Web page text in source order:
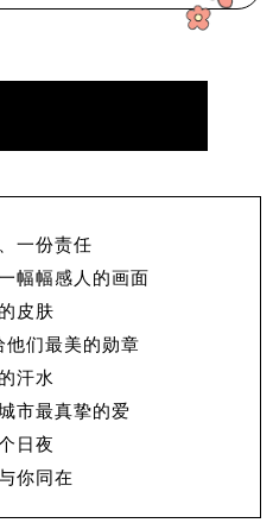
一份责任
幅幅感人的画面
皮肤
们最美的勋章
汗水
市最真挚的爱
日夜
你同在